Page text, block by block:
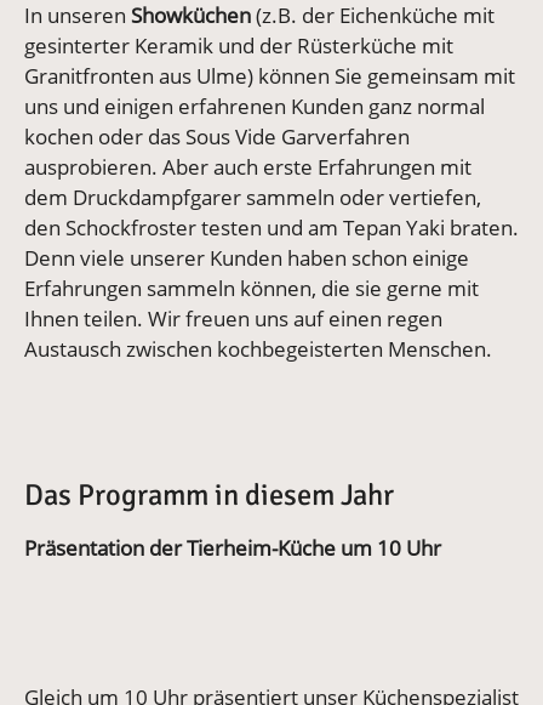
In unseren Showküchen(z.B. der Eichenküche mit
gesinterter Keramik und der Rüsterküche mit
Granitfronten aus Ulme) können Sie gemeinsam mit
uns und einigen erfahrenen Kunden ganz normal
kochen oder das Sous Vide Garverfahren
ausprobieren. Aber auch erste Erfahrungen mit
dem Druckdampfgarer sammeln oder vertiefen,
den Schockfroster testen und am Tepan Yaki braten.
Denn viele unserer Kunden haben schon einige
Erfahrungen sammeln können, die sie gerne mit
Ihnen teilen. Wir freuen uns auf einen regen
Austausch zwischen kochbegeisterten Menschen.
Das Programm in diesem Jahr
Präsentation der Tierheim-Küche um 10 Uhr
Gleich um 10 Uhr präsentiert unser Küchenspezialist